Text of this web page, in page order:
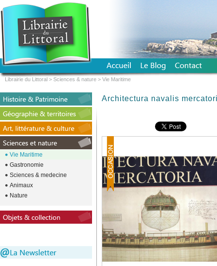
Architectura navalis
Vie Maritime
Gastronomie
Sciences & medecine
Animaux
Nature
Librairie du Littoral > Sciences & nature > Vie Maritime